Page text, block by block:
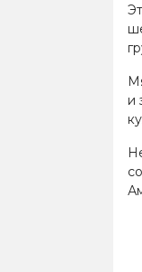
и